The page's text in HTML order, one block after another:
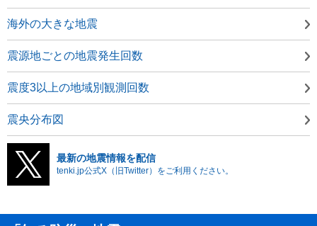
海外の大きな地震
震源地ごとの地震発生回数
震度3以上の地域別観測回数
震央分布図
最新の地震情報を配信
tenki.jp公式X（旧Twitter）をご利用ください。